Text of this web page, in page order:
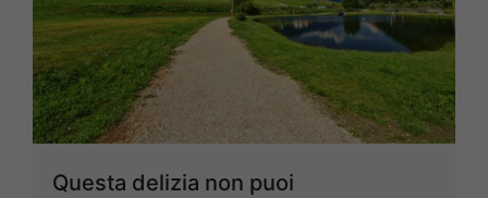
Questa delizia non puoi